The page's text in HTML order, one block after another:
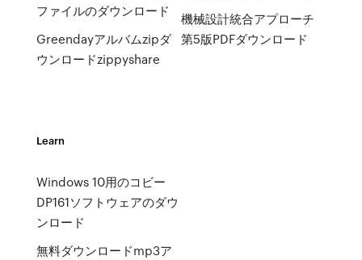
ファイルのダウンロード
Greendayアルバムzipダ
ウンロードzippyshare
機械設計統合アプローチ
第5版PDFダウンロード
Learn
Windows 10用のコビー
DP161ソフトウェアのダウ
ンロード
無料ダウンロードmp3ア